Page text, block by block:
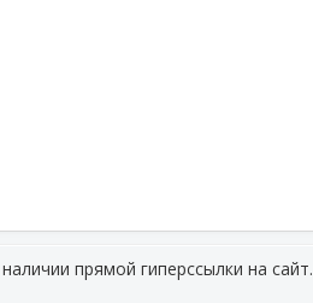
прямой гиперссылки на сайт.